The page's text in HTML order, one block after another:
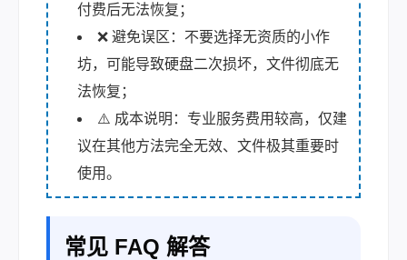
付费后无法恢复；
❌ 避免误区：不要选择无资质的小作
坊，可能导致硬盘二次损坏，文件彻底无
法恢复；
⚠️ 成本说明：专业服务费用较高，仅建
议在其他方法完全无效、文件极其重要时
使用。
常见 FAQ 解答